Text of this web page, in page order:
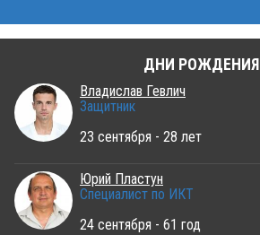
ДНИ РОЖДЕНИЯ
Владислав Гевлич
Защитник
23 сентября - 28 лет
Юрий Пластун
Специалист по ИКТ
24 сентября - 61 год